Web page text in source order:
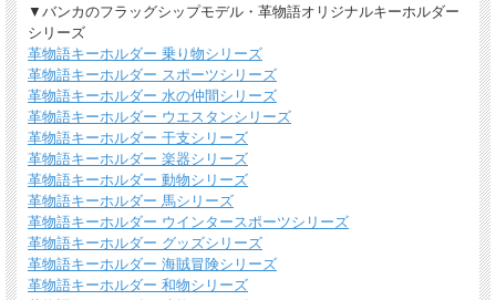
*無料簡易ラッピング
通常のご購入でも、簡易ラッピング（透明の袋の上に金色のギフトシール付き）い
たします。
▼バンカのフラッグシップモデル・革物語オリジナルキーホルダー
シリーズ
革物語キーホルダー 乗り物シリーズ
革物語キーホルダー スポーツシリーズ
革物語キーホルダー 水の仲間シリーズ
革物語キーホルダー ウエスタンシリーズ
革物語キーホルダー 干支シリーズ
革物語キーホルダー 楽器シリーズ
革物語キーホルダー 動物シリーズ
革物語キーホルダー 馬シリーズ
革物語キーホルダー ウインタースポーツシリーズ
革物語キーホルダー グッズシリーズ
革物語キーホルダー 海賊冒険シリーズ
革物語キーホルダー 和物シリーズ